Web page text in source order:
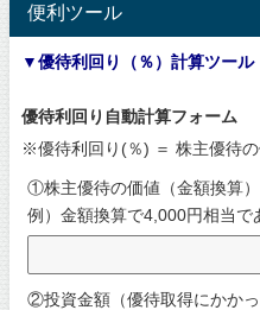
便利ツール
▼優待利回り（％）計算ツール
優待利回り自動計算フォーム
※優待利回り(％) ＝ 株主優待
①株主優待の価値（金額換算）
例）金額換算で4,000円相当で
②投資金額（優待取得にかかっ